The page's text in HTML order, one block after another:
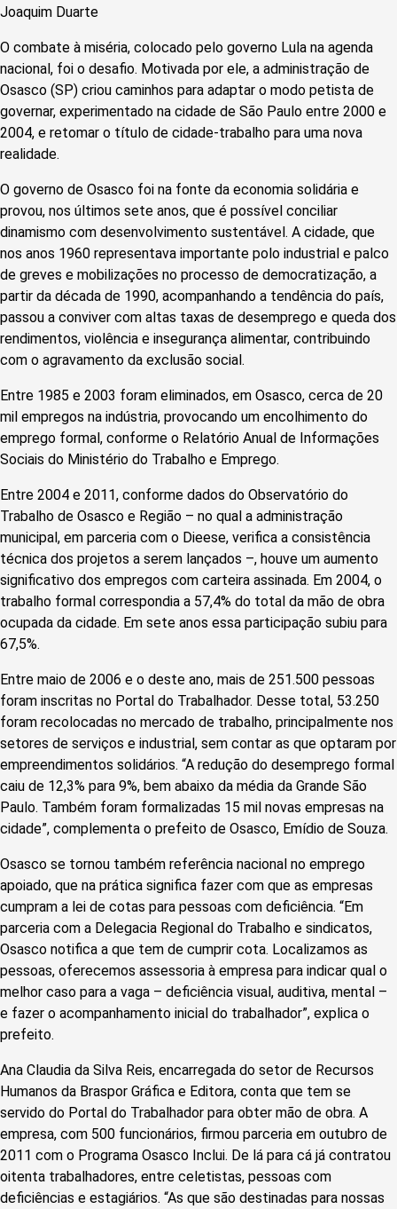
Joaquim Duarte
O combate à miséria, colocado pelo governo Lula na agenda
nacional, foi o desafio. Motivada por ele, a administração de
Osasco (SP) criou caminhos para adaptar o modo petista de
governar, experimentado na cidade de São Paulo entre 2000 e
2004, e retomar o título de cidade-trabalho para uma nova
realidade.
O governo de Osasco foi na fonte da economia solidária e
provou, nos últimos sete anos, que é possível conciliar
dinamismo com desenvolvimento sustentável. A cidade, que
nos anos 1960 representava importante polo industrial e palco
de greves e mobilizações no processo de democratização, a
partir da década de 1990, acompanhando a tendência do país,
passou a conviver com altas taxas de desemprego e queda dos
rendimentos, violência e insegurança alimentar, contribuindo
com o agravamento da exclusão social.
Entre 1985 e 2003 foram eliminados, em Osasco, cerca de 20
mil empregos na indústria, provocando um encolhimento do
emprego formal, conforme o Relatório Anual de Informações
Sociais do Ministério do Trabalho e Emprego.
Entre 2004 e 2011, conforme dados do Observatório do
Trabalho de Osasco e Região – no qual a administração
municipal, em parceria com o Dieese, verifica a consistência
técnica dos projetos a serem lançados –, houve um aumento
significativo dos empregos com carteira assinada. Em 2004, o
trabalho formal correspondia a 57,4% do total da mão de obra
ocupada da cidade. Em sete anos essa participação subiu para
67,5%.
Entre maio de 2006 e o deste ano, mais de 251.500 pessoas
foram inscritas no Portal do Trabalhador. Desse total, 53.250
foram recolocadas no mercado de trabalho, principalmente nos
setores de serviços e industrial, sem contar as que optaram por
empreendimentos solidários. “A redução do desemprego formal
caiu de 12,3% para 9%, bem abaixo da média da Grande São
Paulo. Também foram formalizadas 15 mil novas empresas na
cidade”, complementa o prefeito de Osasco, Emídio de Souza.
Osasco se tornou também referência nacional no emprego
apoiado, que na prática significa fazer com que as empresas
cumpram a lei de cotas para pessoas com deficiência. “Em
parceria com a Delegacia Regional do Trabalho e sindicatos,
Osasco notifica a que tem de cumprir cota. Localizamos as
pessoas, oferecemos assessoria à empresa para indicar qual o
melhor caso para a vaga – deficiência visual, auditiva, mental –
e fazer o acompanhamento inicial do trabalhador”, explica o
prefeito.
Ana Claudia da Silva Reis, encarregada do setor de Recursos
Humanos da Braspor Gráfica e Editora, conta que tem se
servido do Portal do Trabalhador para obter mão de obra. A
empresa, com 500 funcionários, firmou parceria em outubro de
2011 com o Programa Osasco Inclui. De lá para cá já contratou
oitenta trabalhadores, entre celetistas, pessoas com
deficiências e estagiários. “As que são destinadas para nossas